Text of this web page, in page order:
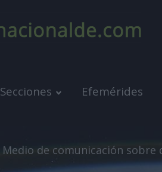
Secciones Efemérides
Medio de comunicación